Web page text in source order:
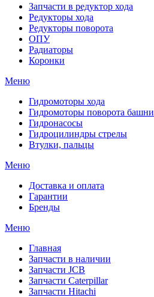
Запчасти в редуктор хода
Редукторы хода
Редукторы поворота
ОПУ
Радиаторы
Коронки
Меню
Гидромоторы хода
Гидромоторы поворота башни
Гидронасосы
Гидроцилиндры стрелы
Втулки, пальцы
Меню
Доставка и оплата
Гарантии
Бренды
Меню
Главная
Запчасти в наличии
Запчасти JCB
Запчасти Caterpillar
Запчасти Hitachi